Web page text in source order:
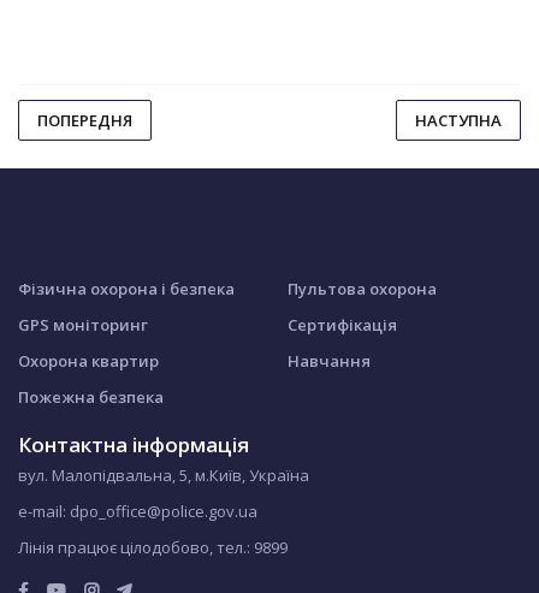
ПОПЕРЕДНЯ НАСТУПНА
Фізична охорона і безпека
GPS моніторинг
Охорона квартир
Пожежна безпека
Пультова охорона
Сертифікація
Навчання
Контактна інформація
вул. Малопідвальна, 5, м.Київ, Україна
e-mail: dpo_office@police.gov.ua
Лінія працює цілодобово, тел.: 9899